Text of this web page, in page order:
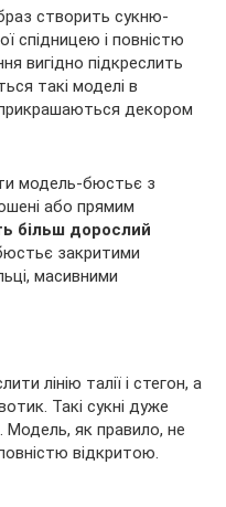
створить сукню-
спідницею і повністю
вигідно підкреслить
такі моделі в
прикрашаються декором
модель-бюстьє з
або прямим
більш дорослий
закритими
масивними
лінію талії і стегон, а
Такі сукні дуже
Модель, як правило, не
відкритою.